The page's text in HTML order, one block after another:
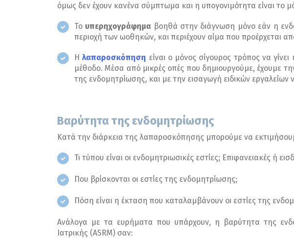
όμως δεν έχουν κανένα σύμπτωμα και η υπογονιμότητα είναι το
Το υπερηχογράφημα βοηθά στην διάγνωση μόνο εάν η
περιοχή των ωοθηκών, και περιέχουν αίμα που προέρχεται
Ηλαπαροσκόπηση είναι ο μόνος σίγουρος τρόπος να
μέθοδο. Μέσα από μικρές οπές που δημιουργούμε, έχουμε
της ενδομητρίωσης, και με την εισαγωγή ειδικών εργαλείων
Βαρύτητα της ενδομητρίωσης
Κατά την διάρκεια της λαπαροσκόπησης μπορούμε να
Τι τύπου είναι οι ενδομητριωσικές εστίες; Επιφανειακές ή
Που βρίσκονται οι εστίες της ενδομητρίωσης;
Πόση είναι η έκταση που καταλαμβάνουν οι εστίες της
Ανάλογα με τα ευρήματα που υπάρχουν, η βαρύτητα της
Ιατρικής (ASRM) σαν: